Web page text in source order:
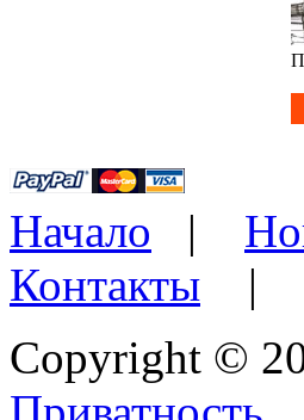
Начало |
Контакты |
Copyright ©